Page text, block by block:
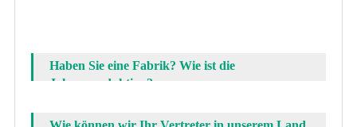
Haben Sie eine Fabrik? Wie ist die
Jahresproduktion?